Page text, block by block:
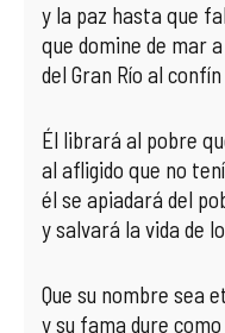
y la paz hasta que
que domine de mar
del Gran Río al
Él librará al pobre
al afligido que no
él se apiadará del
y salvará la vida de
Que su nombre sea
y su fama dure